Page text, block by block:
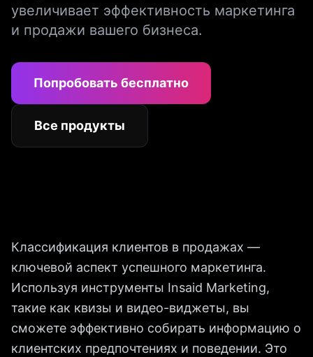
увеличивает эффективность маркетинга
и продажи вашего бизнеса.
Попробовать бесплатно
Все продукты
Классификация клиентов в продажах —
ключевой аспект успешного маркетинга.
Используя инструменты Insaid Marketing,
такие как квизы и видео-виджеты, вы
сможете эффективно собирать информацию о
клиентских предпочтениях и поведении. Это